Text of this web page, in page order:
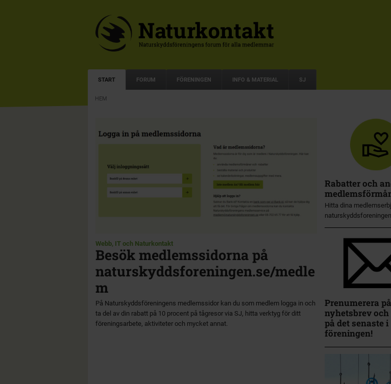
START FORUM FÖRENINGEN INFO & MATERIAL SJ
HEM
Webb, IT och Naturkontakt
Besök medlemssidorna på
naturskyddsforeningen.se/medle
m
På Naturskyddsföreningens medlemssidor kan du som medlem logga in och
ta del av din rabatt på 10 procent på tågresor via SJ, hitta verktyg för ditt
föreningsarbete, aktiviteter och mycket annat.
Rabatter och
Hitta dina
Prenumerera
nyhetsbrev
på det senaste i
föreningen!